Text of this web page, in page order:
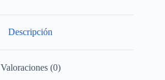
Descripción
Valoraciones (0)